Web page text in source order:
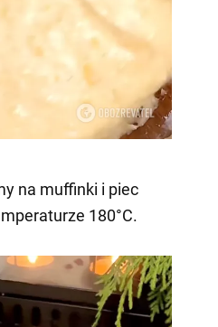
na muffinki i piec
180°C.